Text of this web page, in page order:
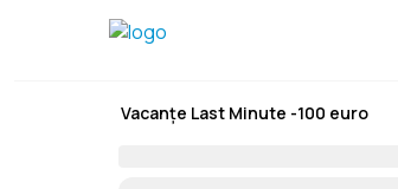
Vacanțe Last Minute -100 euro